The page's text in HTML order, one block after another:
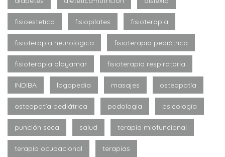
fisioestetica fisiopilates fisioterapia
fisioterapia neurológica fisioterapia pediátrica
fisioterapia playamar fisioterapia respiratoria
INDIBA logopedia masajes osteopatía
osteopatía pediátrica podologia psicología
punción seca salud terapia miofuncional
terapia ocupacional terapias